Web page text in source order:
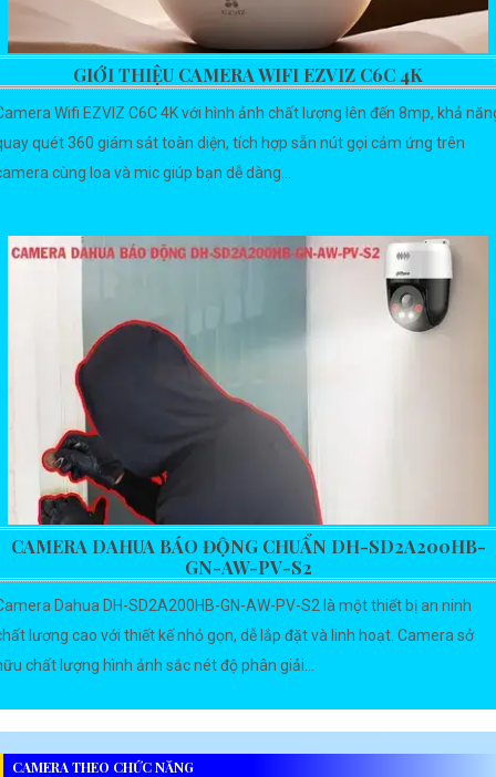
GIỚI THIỆU CAMERA WIFI EZVIZ C6C 4K
Wifi EZVIZ C6C 4K với hình ảnh chất lượng lên đến 8mp, khả
quét 360 giám sát toàn diện, tích hợp sẵn nút gọi cảm ứng trên
cùng loa và mic giúp bạn dễ dàng...
CAMERA DAHUA BÁO ĐỘNG CHUẨN DH-SD2A200HB-
GN-AW-PV-S2
Dahua DH-SD2A200HB-GN-AW-PV-S2 là một thiết bị an ninh
lượng cao với thiết kế nhỏ gọn, dễ lắp đặt và linh hoạt. Camera sở
chất lượng hình ảnh sắc nét độ phân giải...
CAMERA THEO CHỨC NĂNG